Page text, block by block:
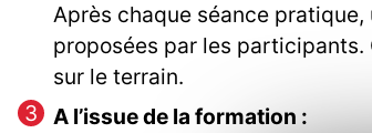
Après chaque séance
proposées par les
sur le terrain.
A l’issue de la formation :